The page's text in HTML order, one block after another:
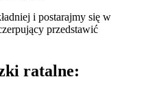
i postarajmy się w
przedstawić
ratalne: